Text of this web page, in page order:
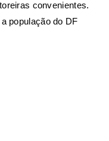
convenientes.
população do DF